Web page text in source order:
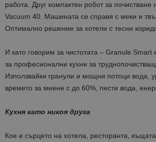
работа. Друг компактен робот за почистване
Vacuum 40. Машината се справя с меки и
Оптимално решение за хотели с тесни
И като говорим за чистотата – Granule
за професионални кухни за
Използвайки гранули и мощни потоци вода,
времето за миене с до 60%, пести вода,
Кухня като никоя друга
Кое е сърцето на хотела, ресторанта, къщата